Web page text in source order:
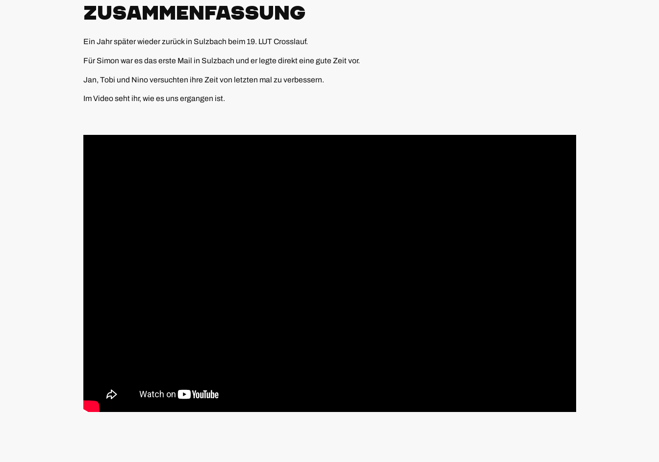
Zusammenfassung
Ein Jahr später wieder zurück in Sulzbach beim 19. LUT Crosslauf.
Für Simon war es das erste Mail in Sulzbach und er legte direkt eine gute Zeit vor.
Jan, Tobi und Nino versuchten ihre Zeit von letzten mal zu verbessern.
Im Video seht ihr, wie es uns ergangen ist.